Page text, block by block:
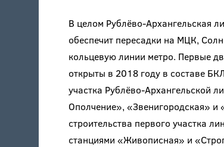
В целом Рублёво-Архангельская
обеспечит пересадки на МЦК,
кольцевую линии метро. Первые
открыты в 2018 году в составе
участка Рублёво-Архангельской
Ополчение», «Звенигородская»
строительства первого участка
станциями «Живописная» и